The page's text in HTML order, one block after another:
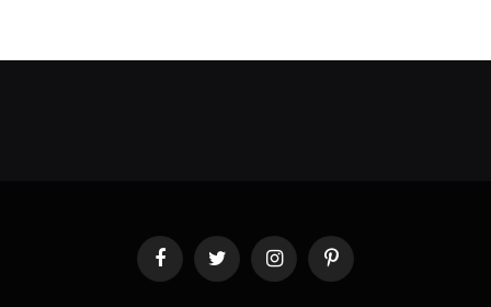
FacebookTwitter InstagramPinterest